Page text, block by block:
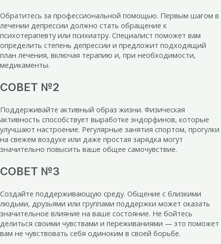
Обратитесь за профессиональной помощью. Первым шагом в
лечении депрессии должно стать обращение к
психотерапевту или психиатру. Специалист поможет вам
определить степень депрессии и предложит подходящий
план лечения, включая терапию и, при необходимости,
медикаменты.
СОВЕТ №2
Поддерживайте активный образ жизни. Физическая
активность способствует выработке эндорфинов, которые
улучшают настроение. Регулярные занятия спортом, прогулки
на свежем воздухе или даже простая зарядка могут
значительно повысить ваше общее самочувствие.
СОВЕТ №3
Создайте поддерживающую среду. Общение с близкими
людьми, друзьями или группами поддержки может оказать
значительное влияние на ваше состояние. Не бойтесь
делиться своими чувствами и переживаниями — это поможет
вам не чувствовать себя одиноким в своей борьбе.